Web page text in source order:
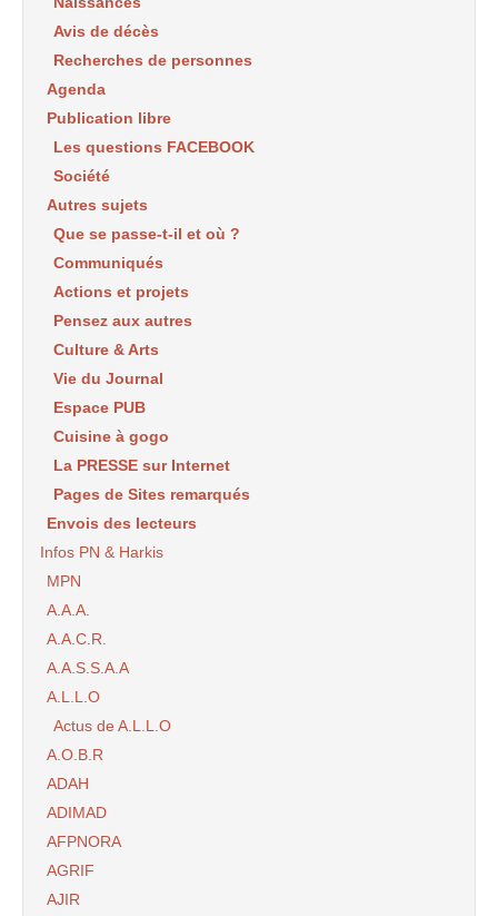
Avis de décès
Recherches de personnes
Agenda
Publication libre
Les questions FACEBOOK
Société
Autres sujets
Que se passe-t-il et où ?
Communiqués
Actions et projets
Pensez aux autres
Culture & Arts
Vie du Journal
Espace PUB
Cuisine à gogo
La PRESSE sur Internet
Pages de Sites remarqués
Envois des lecteurs
Infos PN & Harkis
MPN
A.A.A.
A.A.C.R.
A.A.S.S.A.A
A.L.L.O
Actus de A.L.L.O
A.O.B.R
ADAH
ADIMAD
AFPNORA
AGRIF
AJIR